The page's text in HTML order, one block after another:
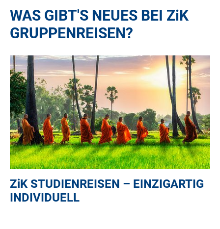
WAS GIBT'S NEUES BEI ZiK
GRUPPENREISEN?
ZiKSTUDIENREISEN – EINZIGARTIG
INDIVIDUELL